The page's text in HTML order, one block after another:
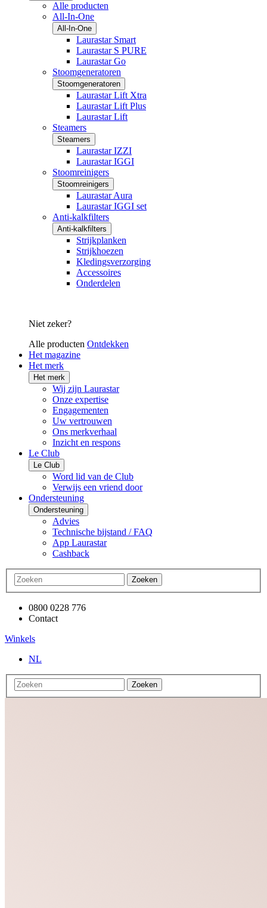
Alle producten
All-In-One
All-In-One
Laurastar Smart
Laurastar S PURE
Laurastar Go
Stoomgeneratoren
Stoomgeneratoren
Laurastar Lift Xtra
Laurastar Lift Plus
Laurastar Lift
Steamers
Steamers
Laurastar IZZI
Laurastar IGGI
Stoomreinigers
Stoomreinigers
Laurastar Aura
Laurastar IGGI set
Anti-kalkfilters
Anti-kalkfilters
Strijkplanken
Strijkhoezen
Kledingsverzorging
Accessoires
Onderdelen
Niet zeker?
Alle producten Ontdekken
Het magazine
Het merk
Het merk
Wij zijn Laurastar
Onze expertise
Engagementen
Uw vertrouwen
Ons merkverhaal
Inzicht en respons
Le Club
Le Club
Word lid van de Club
Verwijs een vriend door
Ondersteuning
Ondersteuning
Advies
Technische bijstand / FAQ
App Laurastar
Cashback
Zoeken
0800 0228 776
Contact
Winkels
NL
Zoeken